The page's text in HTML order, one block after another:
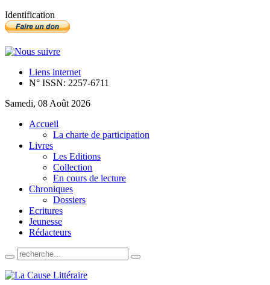
Identification
Liens internet
N° ISSN: 2257-6711
Samedi, 08 Août 2026
Accueil
La charte de participation
Livres
Les Editions
Collection
En cours de lecture
Chroniques
Dossiers
Ecritures
Jeunesse
Rédacteurs